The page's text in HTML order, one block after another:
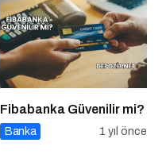
Fibabanka Güvenilir mi?
Banka 1 yıl önce